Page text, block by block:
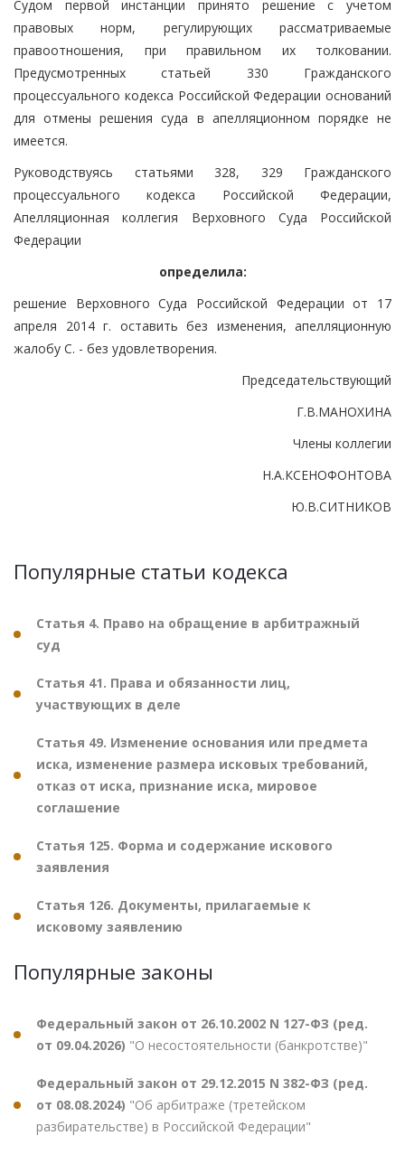
Судом первой инстанции принято решение с учетом
правовых норм, регулирующих рассматриваемые
правоотношения, при правильном их толковании.
Предусмотренных статьей 330 Гражданского
процессуального кодекса Российской Федерации оснований
для отмены решения суда в апелляционном порядке не
имеется.
Руководствуясь статьями 328, 329 Гражданского
процессуального кодекса Российской Федерации,
Апелляционная коллегия Верховного Суда Российской
Федерации
определила:
решение Верховного Суда Российской Федерации от 17
апреля 2014 г. оставить без изменения, апелляционную
жалобу С. - без удовлетворения.
Председательствующий
Г.В.МАНОХИНА
Члены коллегии
Н.А.КСЕНОФОНТОВА
Ю.В.СИТНИКОВ
Популярные статьи кодекса
Статья 4. Право на обращение в арбитражный
суд
Статья 41. Права и обязанности лиц,
участвующих в деле
Статья 49. Изменение основания или предмета
иска, изменение размера исковых требований,
отказ от иска, признание иска, мировое
соглашение
Статья 125. Форма и содержание искового
заявления
Статья 126. Документы, прилагаемые к
исковому заявлению
Популярные законы
Федеральный закон от 26.10.2002 N 127-ФЗ (ред.
от 09.04.2026) "О несостоятельности (банкротстве)"
Федеральный закон от 29.12.2015 N 382-ФЗ (ред.
от 08.08.2024) "Об арбитраже (третейском
разбирательстве) в Российской Федерации"